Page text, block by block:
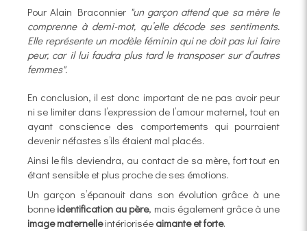
Pour Alain Braconnier "un garçon attend que sa mère le
comprenne à demi-mot, qu’elle décode ses sentiments.
Elle représente un modèle féminin qui ne doit pas lui faire
peur, car il lui faudra plus tard le transposer sur d’autres
femmes".
En conclusion, il est donc important de ne pas avoir peur
ni se limiter dans l’expression de l’amour maternel, tout en
ayant conscience des comportements qui pourraient
devenir néfastes s’ils étaient mal placés.
Ainsi le fils deviendra, au contact de sa mère, fort tout en
étant sensible et plus proche de ses émotions.
Un garçon s’épanouit dans son évolution grâce à une
bonne identification au père, mais également grâce à une
image maternelleintériorisée aimante et forte.